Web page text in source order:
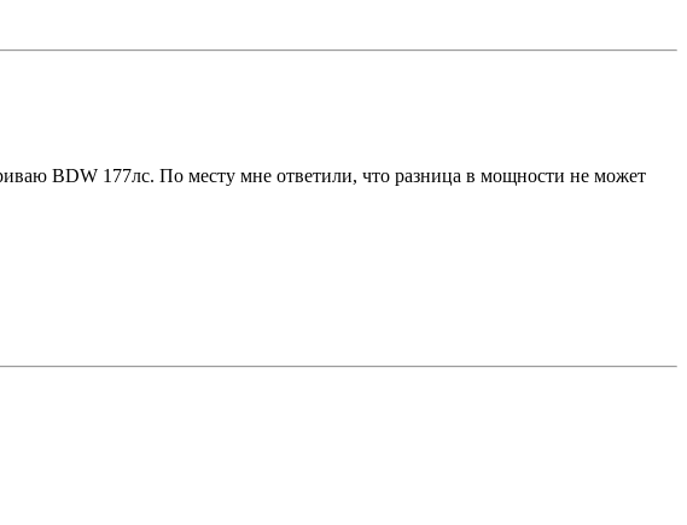
BDW 177лс. По месту мне ответили, что разница в мощности не может